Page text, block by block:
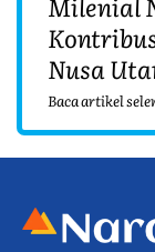
Nusa
Baca artikel